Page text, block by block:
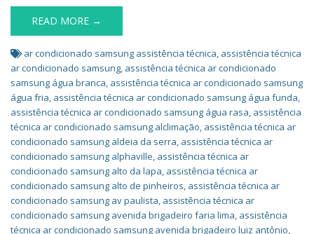
READ MORE →
ar condicionado samsung assistência técnica, assistência técnica
ar condicionado samsung, assistência técnica ar condicionado
samsung água branca, assistência técnica ar condicionado samsung
água fria, assistência técnica ar condicionado samsung água funda,
assistência técnica ar condicionado samsung água rasa, assistência
técnica ar condicionado samsung alclimação, assistência técnica ar
condicionado samsung aldeia da serra, assistência técnica ar
condicionado samsung alphaville, assistência técnica ar
condicionado samsung alto da lapa, assistência técnica ar
condicionado samsung alto de pinheiros, assistência técnica ar
condicionado samsung av paulista, assistência técnica ar
condicionado samsung avenida brigadeiro faria lima, assistência
técnica ar condicionado samsung avenida brigadeiro luiz antônio,